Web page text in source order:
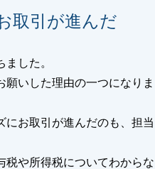
取引が進んだ
した。
いした理由の一つになりま
にお取引が進んだのも、担当
税や所得税についてわからな